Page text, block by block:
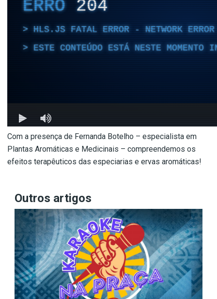
Com a presença de Fernanda Botelho – especialista em
Plantas Aromáticas e Medicinais – compreendemos os
efeitos terapêuticos das especiarias e ervas aromáticas!
Outros artigos